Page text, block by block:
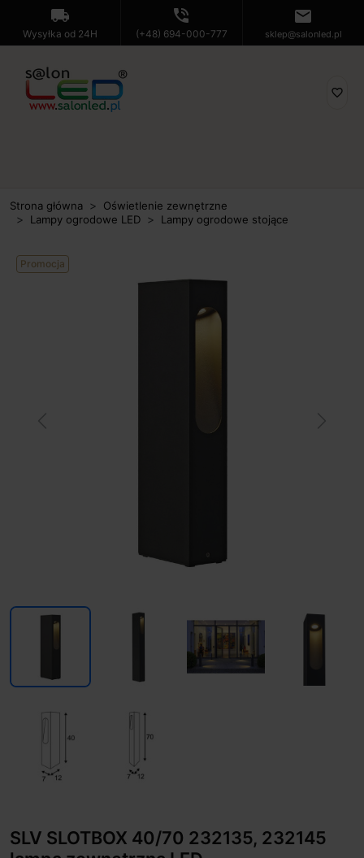
local_shipping
Wysyłka od 24H
phone_in_talk
(+48) 694-000-777
mail
sklep@salonled.pl
favorite_border
Strona główna
Oświetlenie zewnętrzne
Lampy ogrodowe LED
Lampy ogrodowe stojące
Promocja
SLV SLOTBOX 40/70 232135, 232145